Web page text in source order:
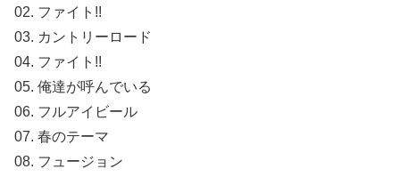
02. ファイト!!
03. カントリーロード
04. ファイト!!
05. 俺達が呼んでいる
06. フルアイビール
07. 春のテーマ
08. フュージョン